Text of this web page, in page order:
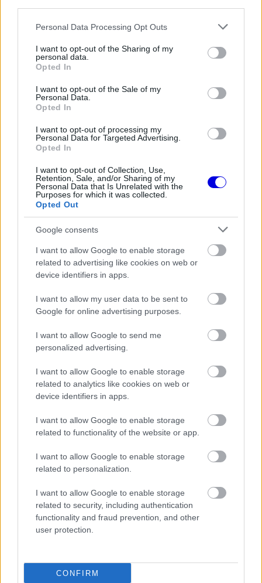
Please note that this website/app uses one or more Google
not limited to your visit or usage behaviour. You may click to
grant or deny consent to Google and its third-party tags to
use your data for below specified purposes in below Google
consent section.
Personal Data Processing Opt Outs
I want to opt-out of the Sharing of my
personal data.
Opted In
I want to opt-out of the Sale of my
Personal Data.
Opted In
I want to opt-out of processing my
Personal Data for Targeted Advertising.
Opted In
I want to opt-out of Collection, Use,
Retention, Sale, and/or Sharing of my
Personal Data that Is Unrelated with the
Purposes for which it was collected.
Opted Out
Google consents
I want to allow Google to enable storage
related to advertising like cookies on web or
device identifiers in apps.
I want to allow my user data to be sent to
Google for online advertising purposes.
I want to allow Google to send me
personalized advertising.
I want to allow Google to enable storage
related to analytics like cookies on web or
device identifiers in apps.
I want to allow Google to enable storage
related to functionality of the website or app.
I want to allow Google to enable storage
related to personalization.
I want to allow Google to enable storage
related to security, including authentication
functionality and fraud prevention, and other
user protection.
CONFIRM
hogy az ABS nem működik. Azonnal elektromos
hibára gyanakodtunk, megpróbáltuk újraindítani a
rendszert, és az autó eleinte számottevő
időveszteség nélkül tudott továbbmenni” –
A saját protezsáltja állhat Max
Verstappen útjába a jövőben
Francia hatalomátvételről
suttognak a Red Bullnál
FORMA-1
Kockázatos ötlettel villant a
Ferrari, hamarosan mindenki ezt
másolhatja
A csapat már készítette elő a bokszkiállást és a
javítást, amikor újabb gond jelentkezett. „A
következő körben szokatlan zajokról és
vibrációról számolt be, ezért lassan visszatért a
bokszba” – tette hozzá.
Az átvizsgálás során kiderült, hogy eltört a
féltengely, a széteső alkatrész pedig a környező
elemekben is komoly károkat okozott, ami
javítás esélytelenné tette a végső sikert, a csapat